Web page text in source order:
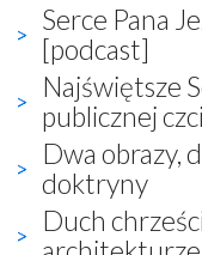
Serce Pana
[podcast]
Najświętsze
publicznej czci
Dwa obrazy,
doktryny
Duch